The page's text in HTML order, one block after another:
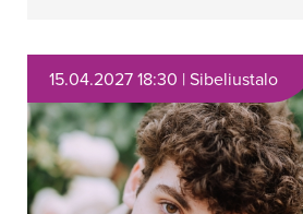
15.04.2027 18:30 | Sibeliustalo